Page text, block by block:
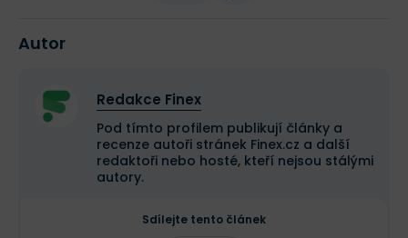
Autor
Redakce Finex
Pod tímto profilem publikují články a
recenze autoři stránek Finex.cz a další
redaktoři nebo hosté, kteří nejsou stálými
autory.
Sdílejte tento článek